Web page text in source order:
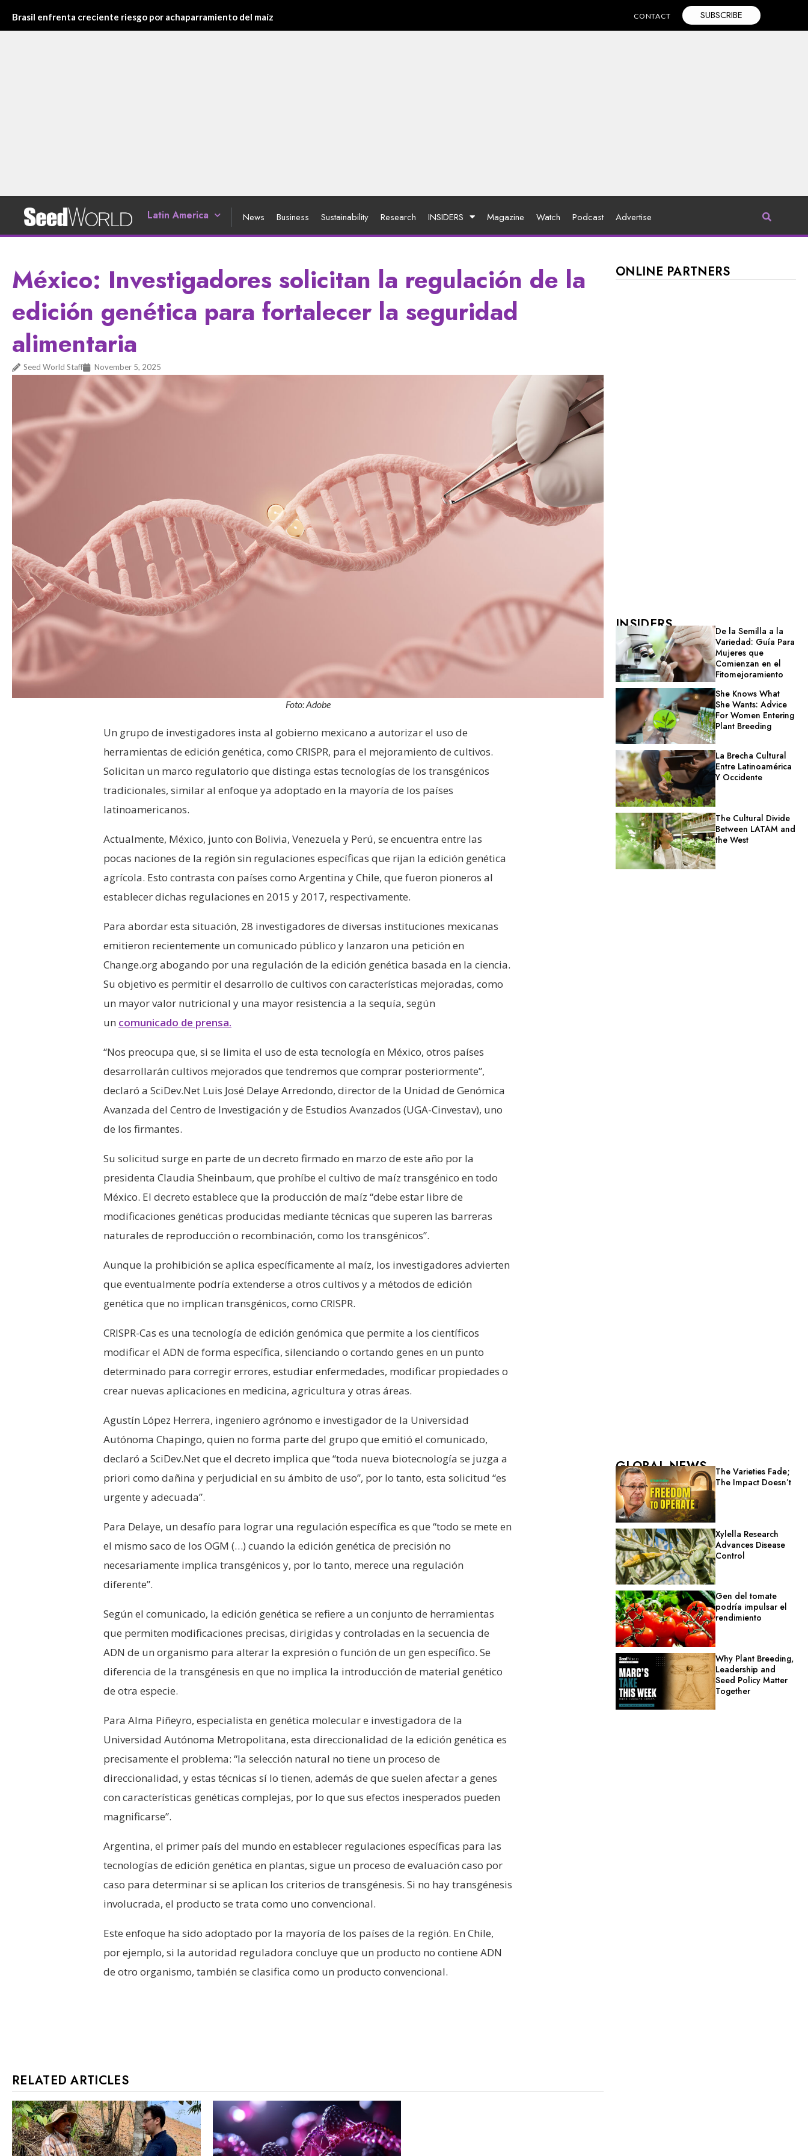
Brasil enfrenta creciente riesgo por achaparramiento del maíz CONTACT SUBSCRIBE
Latin America News Business Sustainability Research INSIDERS Magazine Watch Podcast Advertise
México: Investigadores solicitan la regulación de la
edición genética para fortalecer la seguridad
alimentaria
Seed World Staff November 5, 2025
Foto: Adobe
Un grupo de investigadores insta al gobierno mexicano a autorizar el uso de
herramientas de edición genética, como CRISPR, para el mejoramiento de cultivos.
Solicitan un marco regulatorio que distinga estas tecnologías de los transgénicos
tradicionales, similar al enfoque ya adoptado en la mayoría de los países
latinoamericanos.
Actualmente, México, junto con Bolivia, Venezuela y Perú, se encuentra entre las
pocas naciones de la región sin regulaciones específicas que rijan la edición genética
agrícola. Esto contrasta con países como Argentina y Chile, que fueron pioneros al
establecer dichas regulaciones en 2015 y 2017, respectivamente.
Para abordar esta situación, 28 investigadores de diversas instituciones mexicanas
emitieron recientemente un comunicado público y lanzaron una petición en
Change.org abogando por una regulación de la edición genética basada en la ciencia.
Su objetivo es permitir el desarrollo de cultivos con características mejoradas, como
un mayor valor nutricional y una mayor resistencia a la sequía, según
un comunicado de prensa.
“Nos preocupa que, si se limita el uso de esta tecnología en México, otros países
desarrollarán cultivos mejorados que tendremos que comprar posteriormente”,
declaró a SciDev.Net Luis José Delaye Arredondo, director de la Unidad de Genómica
Avanzada del Centro de Investigación y de Estudios Avanzados (UGA-Cinvestav), uno
de los firmantes.
Su solicitud surge en parte de un decreto firmado en marzo de este año por la
presidenta Claudia Sheinbaum, que prohíbe el cultivo de maíz transgénico en todo
México. El decreto establece que la producción de maíz “debe estar libre de
modificaciones genéticas producidas mediante técnicas que superen las barreras
naturales de reproducción o recombinación, como los transgénicos”.
Aunque la prohibición se aplica específicamente al maíz, los investigadores advierten
que eventualmente podría extenderse a otros cultivos y a métodos de edición
genética que no implican transgénicos, como CRISPR.
CRISPR-Cas es una tecnología de edición genómica que permite a los científicos
modificar el ADN de forma específica, silenciando o cortando genes en un punto
determinado para corregir errores, estudiar enfermedades, modificar propiedades o
crear nuevas aplicaciones en medicina, agricultura y otras áreas.
Agustín López Herrera, ingeniero agrónomo e investigador de la Universidad
Autónoma Chapingo, quien no forma parte del grupo que emitió el comunicado,
declaró a SciDev.Net que el decreto implica que “toda nueva biotecnología se juzga a
priori como dañina y perjudicial en su ámbito de uso”, por lo tanto, esta solicitud “es
urgente y adecuada”.
Para Delaye, un desafío para lograr una regulación específica es que “todo se mete en
el mismo saco de los OGM (…) cuando la edición genética de precisión no
necesariamente implica transgénicos y, por lo tanto, merece una regulación
diferente”.
Según el comunicado, la edición genética se refiere a un conjunto de herramientas
que permiten modificaciones precisas, dirigidas y controladas en la secuencia de
ADN de un organismo para alterar la expresión o función de un gen específico. Se
diferencia de la transgénesis en que no implica la introducción de material genético
de otra especie.
Para Alma Piñeyro, especialista en genética molecular e investigadora de la
Universidad Autónoma Metropolitana, esta direccionalidad de la edición genética es
precisamente el problema: “la selección natural no tiene un proceso de
direccionalidad, y estas técnicas sí lo tienen, además de que suelen afectar a genes
con características genéticas complejas, por lo que sus efectos inesperados pueden
magnificarse”.
Argentina, el primer país del mundo en establecer regulaciones específicas para las
tecnologías de edición genética en plantas, sigue un proceso de evaluación caso por
caso para determinar si se aplican los criterios de transgénesis. Si no hay transgénesis
involucrada, el producto se trata como uno convencional.
Este enfoque ha sido adoptado por la mayoría de los países de la región. En Chile,
por ejemplo, si la autoridad reguladora concluye que un producto no contiene ADN
de otro organismo, también se clasifica como un producto convencional.
RELATED ARTICLES
ONLINE PARTNERS
INSIDERS
De la Semilla a la
Variedad: Guía Para
Mujeres que
Comienzan en el
Fitomejoramiento
She Knows What
She Wants: Advice
For Women Entering
Plant Breeding
La Brecha Cultural
Entre Latinoamérica
Y Occidente
The Cultural Divide
Between LATAM and
the West
GLOBAL NEWS
The Varieties Fade;
The Impact Doesn’t
Xylella Research
Advances Disease
Control
Gen del tomate
podría impulsar el
rendimiento
Why Plant Breeding,
Leadership and
Seed Policy Matter
Together